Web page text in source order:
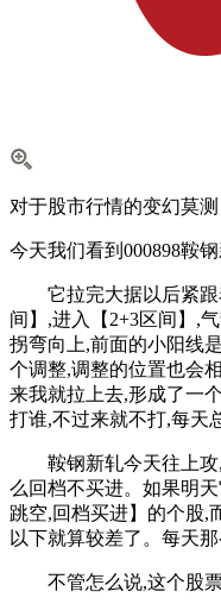
对于股市行情的变幻莫
今天我们看到000898鞍
它拉完大据以后紧跟着
间】,进入【2+3区间】,
拐弯向上,前面的小阳线
个调整,调整的位置也会
来我就拉上去,形成了一
打谁,不过来就不打,每天
鞍钢新轧今天往上攻,
么回档不买进。如果明
跳空,回档买进】的个股,
以下就算较差了。每天
不管怎么说,这个股票